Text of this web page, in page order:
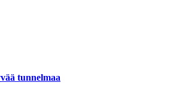
tunnelmaa